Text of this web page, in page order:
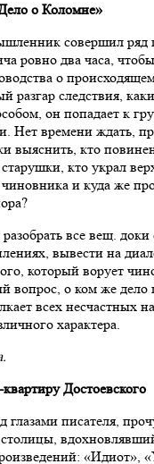
о Коломне»
совершил ряд
ровно два часа, чтобы
о
разгар следствия,
он попадает к
Нет времени ждать,
выяснить, кто
старушки, кто украл
и куда же
все вещ. доки
вывести на
который ворует
вопрос, о ком же
всех несчастных
характера.
Достоевского
глазами писателя,
«Идиот»,